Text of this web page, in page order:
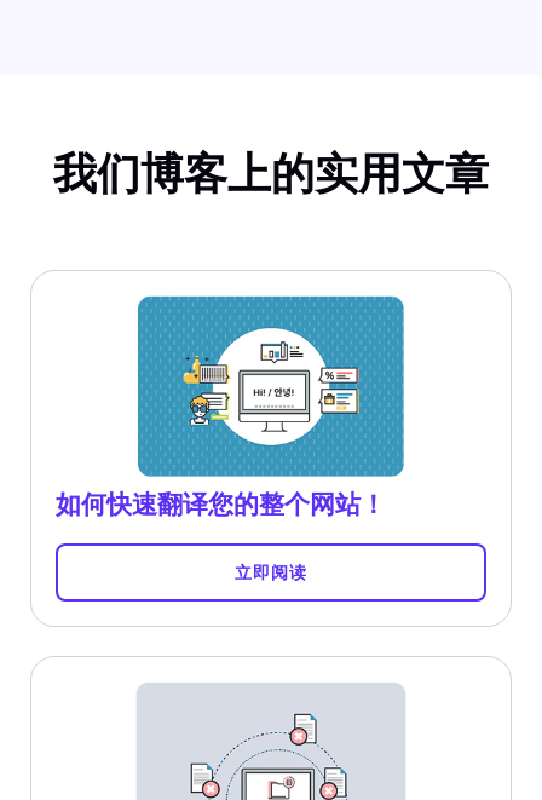
我们博客上的实用文章
如何快速翻译您的整个网站！
立即阅读